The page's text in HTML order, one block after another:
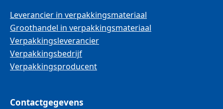
Leverancier in verpakkingsmateriaal
Groothandel in verpakkingsmateriaal
Verpakkingsleverancier
Verpakkingsbedrijf
Verpakkingsproducent
Contactgegevens